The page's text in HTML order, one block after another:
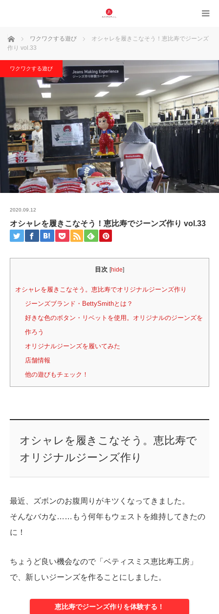
ホーム ワクワクする遊び
オシャレを履きこなそう！恵比寿でジーンズ
作り vol.33
ワクワクする遊び
2020.09.12
オシャレを履きこなそう！恵比寿でジーンズ作り vol.33
目次 [hide]
オシャレを履きこなそう。恵比寿でオリジナルジーンズ作り
ジーンズブランド・BettySmithとは？
好きな色のボタン・リベットを使用。オリジナルのジーンズを
作ろう
オリジナルジーンズを履いてみた
店舗情報
他の遊びもチェック！
オシャレを履きこなそう。恵比寿で
オリジナルジーンズ作り
最近、ズボンのお腹周りがキツくなってきました。
そんなバカな……もう何年もウェストを維持してきたの
に！
ちょうど良い機会なので「ベティスミス恵比寿工房」
で、新しいジーンズを作ることにしました。
恵比寿でジーンズ作りを体験する！